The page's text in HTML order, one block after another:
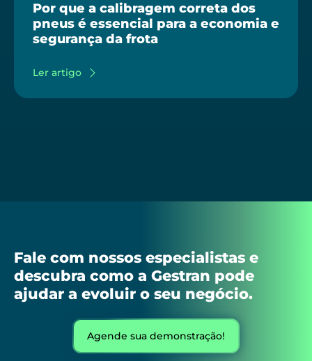
Por que a calibragem correta dos
pneus é essencial para a economia e
segurança da frota
Ler artigo
Fale com nossos especialistas e
descubra como a Gestran pode
ajudar a evoluir o seu negócio.
Agende sua demonstração!